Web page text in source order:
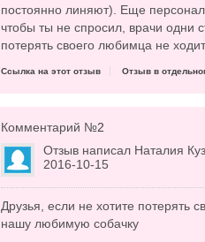
постоянно линяют). Еще
чтобы ты не спросил, врачи одни
потерять своего любимца не
Ссылка на этот отзыв Отзыв в
Комментарий №2
Отзыв написал Наталия
2016-10-15
Друзья, если не хотите потерять
нашу любимую собачку